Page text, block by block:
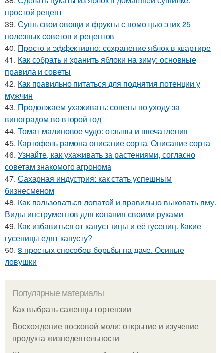
простой рецепт
39. Сушь свои овощи и фрукты с помощью этих 25
полезных советов и рецептов
40. Просто и эффективно: сохранение яблок в квартире
41. Как собрать и хранить яблоки на зиму: основные
правила и советы
42. Как правильно питаться для поднятия потенции у
мужчин
43. Продолжаем ухаживать: советы по уходу за
виноградом во второй год
44. Томат малиновое чудо: отзывы и впечатления
45. Картофель рамона описание сорта. Описание сорта
46. Узнайте, как ухаживать за растениями, согласно
советам знакомого агронома
47. Сахарная индустрия: как стать успешным
бизнесменом
48. Как пользоваться лопатой и правильно выкопать яму.
Виды инструментов для копания своими руками
49. Как избавиться от капустницы и её гусениц. Какие
гусеницы едят капусту?
50. 8 простых способов борьбы на даче. Осиные
ловушки
Популярные материалы
Как выбрать саженцы гортензии
Восхождение восковой моли: открытие и изучение
продукта жизнедеятельности